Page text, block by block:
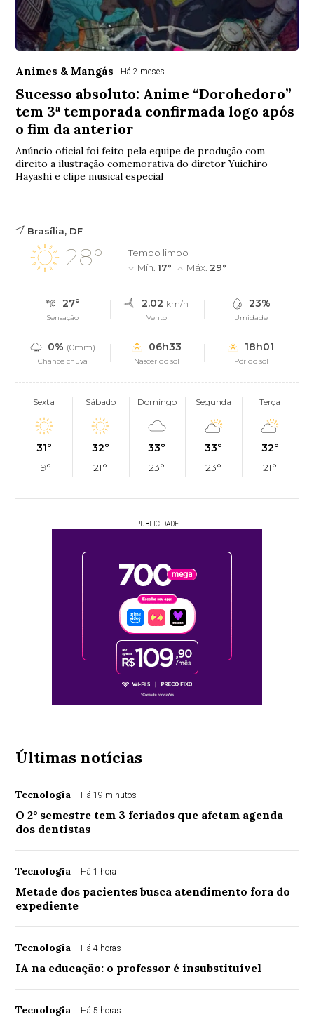
Animes & Mangás Há 2 meses
Sucesso absoluto: Anime “Dorohedoro”
tem 3ª temporada confirmada logo após
o fim da anterior
Anúncio oficial foi feito pela equipe de produção com
direito a ilustração comemorativa do diretor Yuichiro
Hayashi e clipe musical especial
Brasília, DF
28°
Tempo limpo
Mín.17° Máx. 29°
27°
Sensação
2.02 km/h
Vento
23%
Umidade
0% (0mm)
Chance chuva
06h33
Nascer do sol
18h01
Pôr do sol
Sexta
31°
19°
Sábado
32°
21°
Domingo
33°
23°
Segunda
33°
23°
Terça
32°
21°
PUBLICIDADE
Últimas notícias
Tecnologia Há 19 minutos
O 2° semestre tem 3 feriados que afetam agenda
dos dentistas
Tecnologia Há 1 hora
Metade dos pacientes busca atendimento fora do
expediente
Tecnologia Há 4 horas
IA na educação: o professor é insubstituível
Tecnologia Há 5 horas